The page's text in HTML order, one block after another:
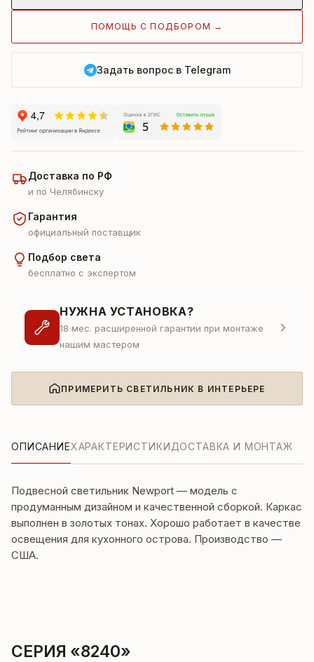
ПОМОЩЬ С ПОДБОРОМ →
Задать вопрос в Telegram
Доставка по РФ
и по Челябинску
Гарантия
официальный поставщик
Подбор света
бесплатно с экспертом
НУЖНА УСТАНОВКА?
18 мес. расширенной гарантии при монтаже
нашим мастером
ПРИМЕРИТЬ СВЕТИЛЬНИК В ИНТЕРЬЕРЕ
ОПИСАНИЕХАРАКТЕРИСТИКИДОСТАВКА И МОНТАЖ
Подвесной светильник Newport — модель с
продуманным дизайном и качественной сборкой. Каркас
выполнен в золотых тонах. Хорошо работает в качестве
освещения для кухонного острова. Производство —
США.
СЕРИЯ «8240»